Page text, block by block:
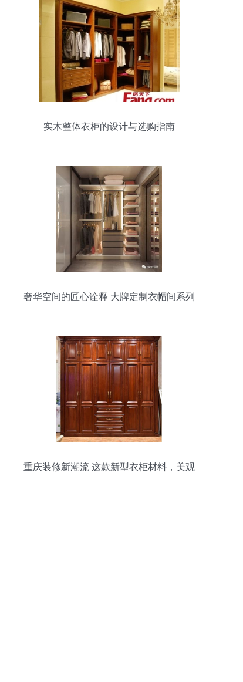
实木整体衣柜的设计与选购指南
奢华空间的匠心诠释 大牌定制衣帽间系列
重庆装修新潮流 这款新型衣柜材料，美观